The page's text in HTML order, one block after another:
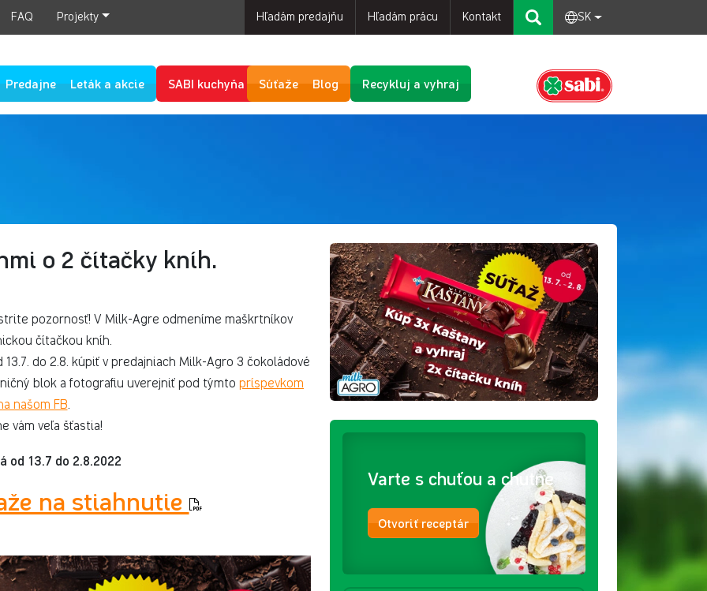
FAQ Projekty Hľadám predajňu Hľadám prácu Kontakt SK
Predajne Leták a akcie SABI kuchyňa Súťaže Blog Recykluj a vyhraj
o 2 čítačky kníh.
pozornosť! V Milk-Agre odmeníme maškrtníkov
čítačkou kníh.
do 2.8. kúpiť v predajniach Milk-Agro 3 čokoládové
blok a fotografiu uverejniť pod týmto príspevkom
našom FB
vám veľa šťastia!
od 13.7 do 2.8.2022
na stiahnutie
Varte s chuťou a chutne
Otvoriť receptár